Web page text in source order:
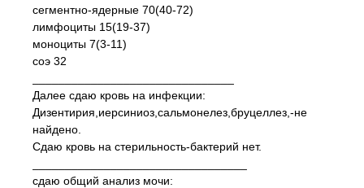
сегментно-ядерные 70(40-72)
лимфоциты 15(19-37)
моноциты 7(3-11)
соэ 32
Далее сдаю кровь на инфекции:
Дизентирия,иерсиниоз,сальмонелез,бруцеллез,-не
найдено.
Сдаю кровь на стерильность-бактерий нет.
сдаю общий анализ мочи: